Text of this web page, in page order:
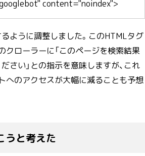
content="noindex">
ように調整しました。このHTMLタグ
クローラーに「このページを検索結果
さい」との指示を意味しますが、これ
へのアクセスが大幅に減ることも予想
うと考えた